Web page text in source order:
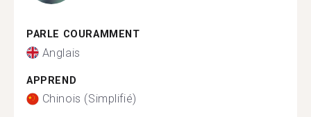
PARLE COURAMMENT
Anglais
APPREND
Chinois (Simplifié)